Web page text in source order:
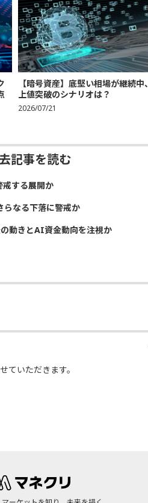
【暗号資産】底堅い相場が継続中、
上値突破のシナリオは？
2026/07/21
記事を読む
する展開か
なる下落に警戒か
動きとAI資金動向を注視か
ていただきます。